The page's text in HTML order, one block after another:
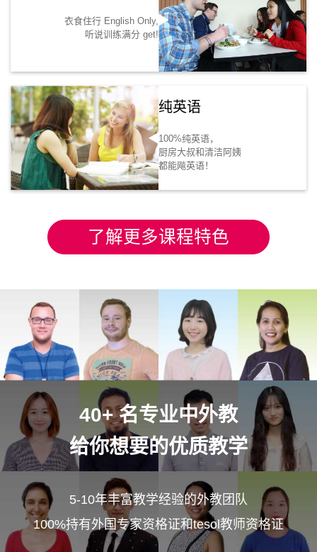
衣食住行 English Only,
听说训练满分 get!
纯英语
100%纯英语，
厨房大叔和清洁阿姨
都能飚英语！
了解更多课程特色
40+ 名专业中外教
给你想要的优质教学
5-10年丰富教学经验的外教团队
100%持有外国专家资格证和tesol教师资格证